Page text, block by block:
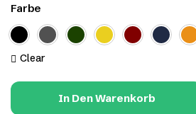
Farbe
Clear
In Den Warenkorb